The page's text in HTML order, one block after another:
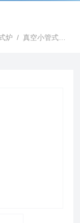
炉 /真空小管式炉